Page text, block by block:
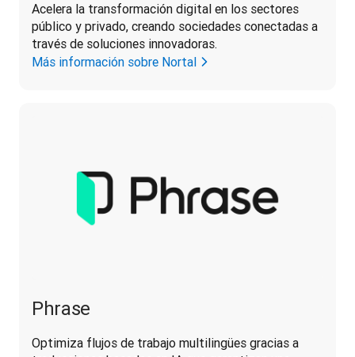
Acelera la transformación digital en los sectores
público y privado, creando sociedades conectadas a
través de soluciones innovadoras.
Más información sobre Nortal
Phrase
Optimiza flujos de trabajo multilingües gracias a